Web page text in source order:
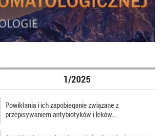
1/2025
Powikłania i ich zapobieganie związane z
przepisywaniem antybiotyków i leków…